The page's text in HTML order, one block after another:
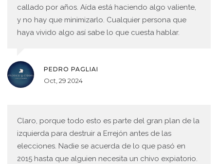
callado por años. Aída está haciendo algo valiente,
y no hay que minimizarlo. Cualquier persona que
haya vivido algo así sabe lo que cuesta hablar.
PEDRO PAGLIAI
Oct, 29 2024
Claro, porque todo esto es parte del gran plan de la
izquierda para destruir a Errejón antes de las
elecciones. Nadie se acuerda de lo que pasó en
2015 hasta que alguien necesita un chivo expiatorio.